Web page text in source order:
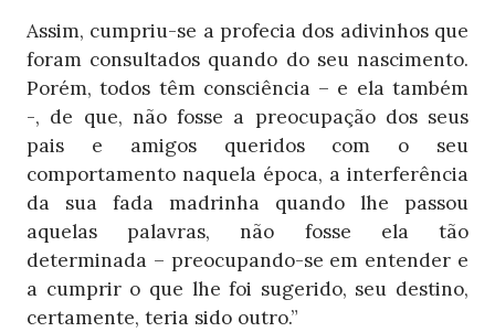
Assim, cumpriu-se a profecia dos adivinhos que
foram consultados quando do seu nascimento.
Porém, todos têm consciência – e ela também
-, de que, não fosse a preocupação dos seus
pais e amigos queridos com o seu
comportamento naquela época, a interferência
da sua fada madrinha quando lhe passou
aquelas palavras, não fosse ela tão
determinada – preocupando-se em entender e
a cumprir o que lhe foi sugerido, seu destino,
certamente, teria sido outro.”